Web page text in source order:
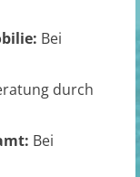
Bei
durch
Bei